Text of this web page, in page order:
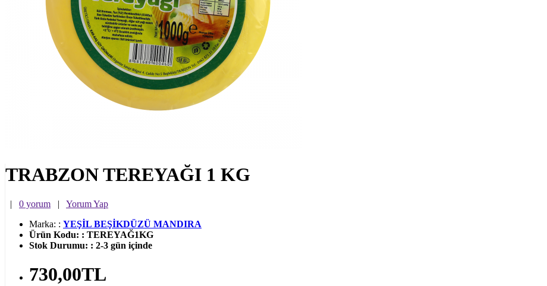
TRABZON TEREYAĞI 1 KG
| 0 yorum | Yorum Yap
Marka: : YEŞİL BEŞİKDÜZÜ MANDIRA
Ürün Kodu: : TEREYAĞ1KG
Stok Durumu: : 2-3 gün içinde
730,00TL